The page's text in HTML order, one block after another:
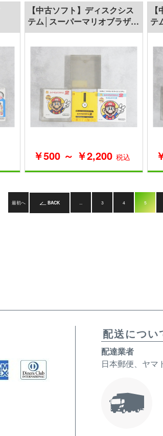
【中古ソフト】ディスクシス
テム│スーパーマリオブラザー
ズ2
￥500 ～ ￥2,200 税込
テ
最初へ BACK 3 4 5
配送につい
配達業者
日本郵便、ヤマ